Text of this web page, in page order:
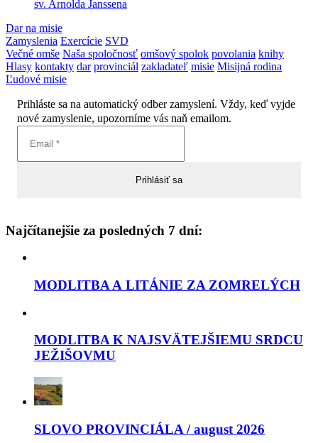
sv. Arnolda Janssena
Dar na misie
Zamyslenia Exercície SVD
Večné omše Naša spoločnosť omšový spolok povolania knihy
Hlasy kontakty dar provinciál zakladateľ misie Misijná rodina
Ľudové misie
Prihláste sa na automatický odber zamyslení. Vždy, keď vyjde
nové zamyslenie, upozorníme vás naň emailom.
Najčítanejšie za posledných 7 dní:
MODLITBA A LITÁNIE ZA ZOMRELÝCH
MODLITBA K NAJSVÄTEJŠIEMU SRDCU
JEŽIŠOVMU
SLOVO PROVINCIÁLA / august 2026